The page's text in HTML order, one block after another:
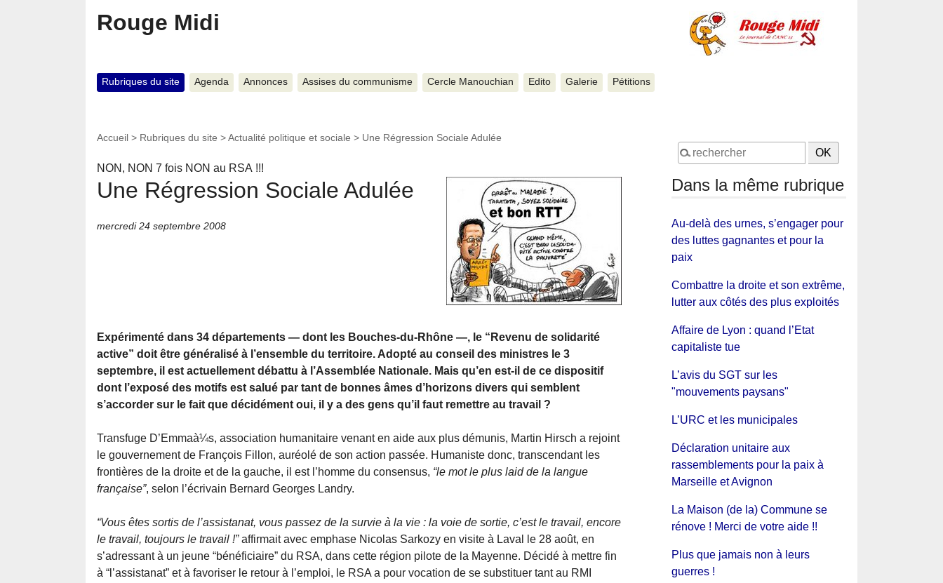
Rouge Midi
Rubriques du site Agenda Annonces Assises du communisme Cercle Manouchian Edito Galerie Pétitions
Accueil > Rubriques du site >Actualité politique et sociale > Une Régression Sociale Adulée
NON, NON 7 fois NON au RSA !!!
Une Régression Sociale Adulée
mercredi 24 septembre 2008
Expérimenté dans 34 départements — dont les Bouches-du-Rhône —, le “Revenu de solidarité
active” doit être généralisé à l’ensemble du territoire. Adopté au conseil des ministres le 3
septembre, il est actuellement débattu à l’Assemblée Nationale. Mais qu’en est-il de ce dispositif
dont l’exposé des motifs est salué par tant de bonnes âmes d’horizons divers qui semblent
s’accorder sur le fait que décidément oui, il y a des gens qu’il faut remettre au travail ?
Transfuge D’Emmaà¼s, association humanitaire venant en aide aux plus démunis, Martin Hirsch a rejoint
le gouvernement de François Fillon, auréolé de son action passée. Humaniste donc, transcendant les
frontières de la droite et de la gauche, il est l’homme du consensus, “le mot le plus laid de la langue
française”, selon l’écrivain Bernard Georges Landry.
“Vous êtes sortis de l’assistanat, vous passez de la survie à la vie : la voie de sortie, c’est le travail, encore
le travail, toujours le travail !”affirmait avec emphase Nicolas Sarkozy en visite à Laval le 28 août, en
s’adressant à un jeune “bénéficiaire” du RSA, dans cette région pilote de la Mayenne. Décidé à mettre fin
à “l’assistanat” et à favoriser le retour à l’emploi, le RSA a pour vocation de se substituer tant au RMI
Dans la même rubrique
Au-delà des urnes, s’engager pour
des luttes gagnantes et pour la
paix
Combattre la droite et son extrême,
lutter aux côtés des plus exploités
Affaire de Lyon : quand l’Etat
capitaliste tue
L’avis du SGT sur les
"mouvements paysans"
L’URC et les municipales
Déclaration unitaire aux
rassemblements pour la paix à
Marseille et Avignon
La Maison (de la) Commune se
rénove ! Merci de votre aide !!
Plus que jamais non à leurs
guerres !